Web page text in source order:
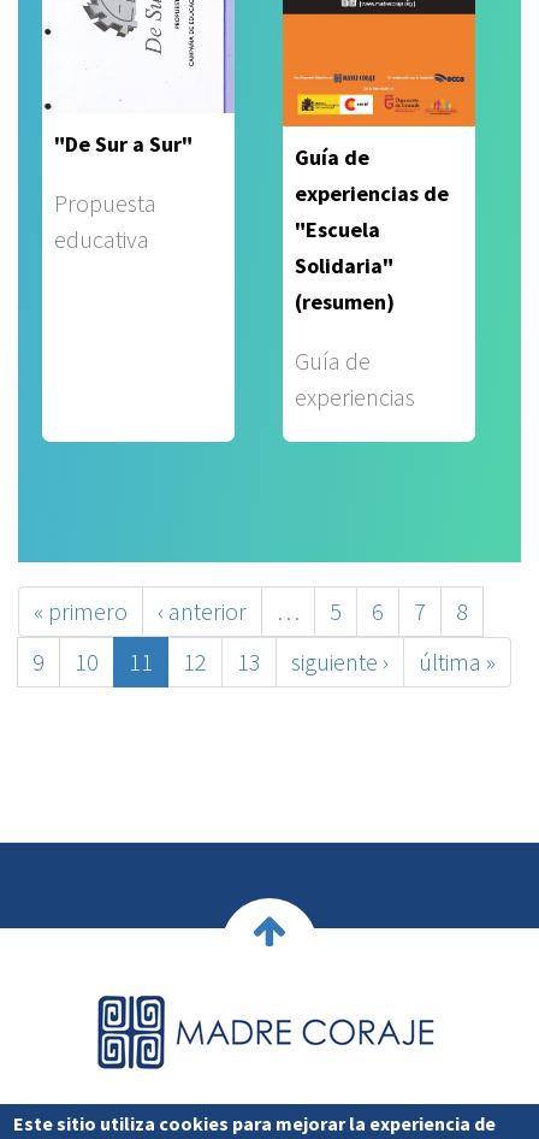
"De Sur a Sur"
Propuesta
educativa
Guía de
experiencias de
"Escuela
Solidaria"
(resumen)
Guía de
experiencias
« primero ‹ anterior … 5 6 7
8
9
10 11 12 13 siguiente › última »
Web del Área de EPD.
Este sitio utiliza cookies para mejorar la experiencia de